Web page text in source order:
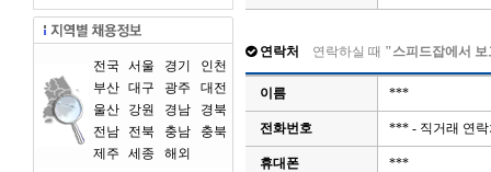
전국 서울 경기
인천
부산 대구 광주
대전
울산
강원 경남
경북
전남
전북 충남
충북
제주
세종 해외
연락처 연락하실 때 "스피드잡에서
이름 ***
전화번호 *** - 직거래 연
휴대폰 ***